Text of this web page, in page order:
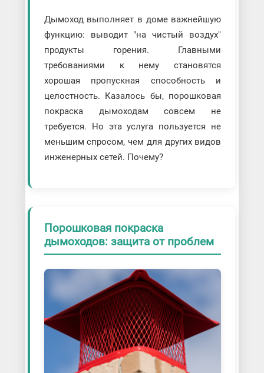
Дымоход выполняет в доме важнейшую
функцию: выводит "на чистый воздух"
продукты горения. Главными
требованиями к нему становятся
хорошая пропускная способность и
целостность. Казалось бы, порошковая
покраска дымоходам совсем не
требуется. Но эта услуга пользуется не
меньшим спросом, чем для других видов
инженерных сетей. Почему?
Порошковая покраска
дымоходов: защита от проблем